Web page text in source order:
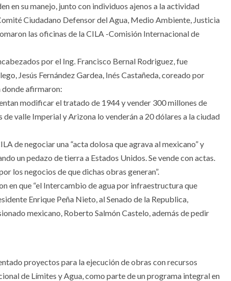
en su manejo, junto con individuos ajenos a la actividad
Ciudadano Defensor del Agua, Medio Ambiente, Justicia
las oficinas de la CILA -Comisión Internacional de
por el Ing. Francisco Bernal Rodriguez, fue
Jesús Fernández Gardea, Inés Castañeda, coreado por
afirmaron:
modificar el tratado de 1944 y vender 300 millones de
valle Imperial y Arizona lo venderán a 20 dólares a la ciudad
de negociar una “acta dolosa que agrava al mexicano” y
un pedazo de tierra a Estados Unidos. Se vende con actas.
los negocios de que dichas obras generan”.
en que “el Intercambio de agua por infraestructura que
Enrique Peña Nieto, al Senado de la Republica,
mexicano, Roberto Salmón Castelo, además de pedir
proyectos para la ejecución de obras con recursos
de Límites y Agua, como parte de un programa integral en